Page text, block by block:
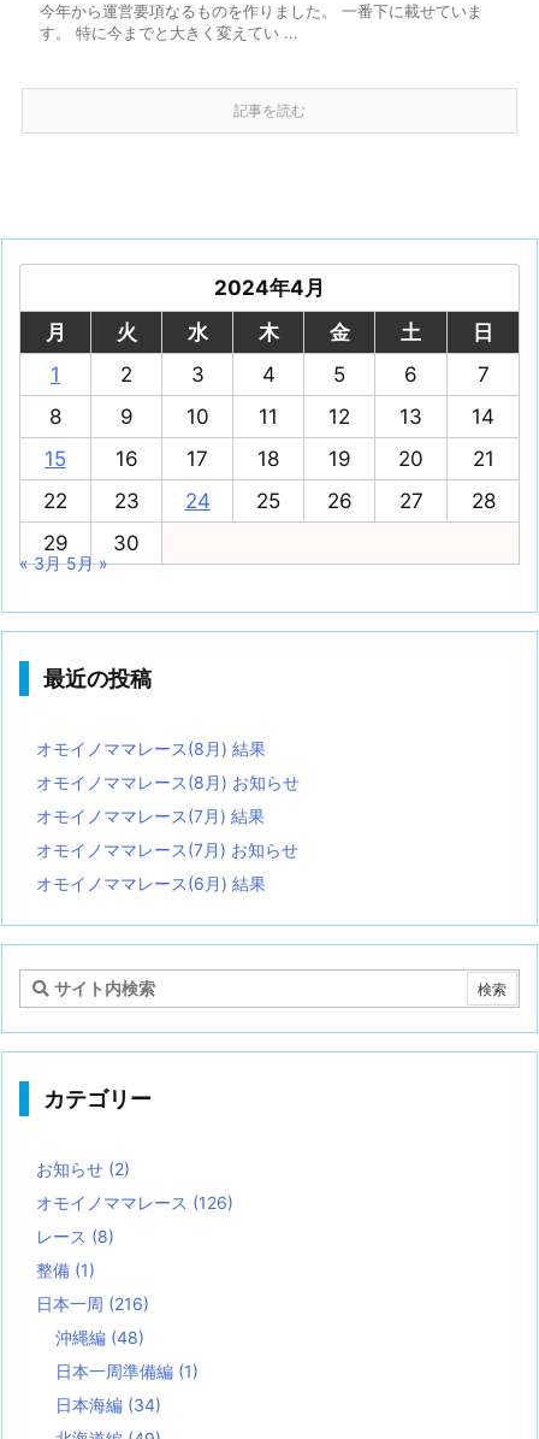
今年から運営要項なるものを作りました。 一番下に載せていま
す。 特に今までと大きく変えてい ...
記事を読む
2024年4月
月
火 水 木 金 土
日
1
2 3 4 5 6
7
8
9 10 11 12 13
14
15
16 17 18 19 20
21
22
23 24 25 26 27
28
29
30
« 3月 5月 »
最近の投稿
オモイノママレース(8月) 結果
オモイノママレース(8月) お知らせ
オモイノママレース(7月) 結果
オモイノママレース(7月) お知らせ
オモイノママレース(6月) 結果
カテゴリー
お知らせ (2)
オモイノママレース (126)
レース (8)
整備 (1)
日本一周 (216)
沖縄編 (48)
日本一周準備編 (1)
日本海編 (34)